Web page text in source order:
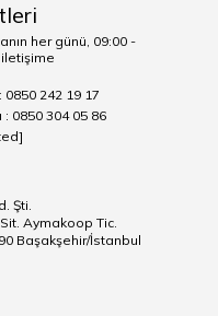
her günü, 09:00 -
242 19 17
0850 304 05 86
Şti.
Aymakoop Tic.
Başakşehir/İstanbul